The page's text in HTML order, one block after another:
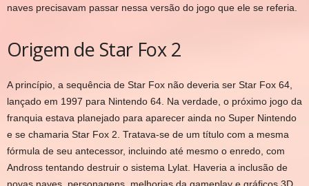
naves precisavam passar nessa versão do jogo que ele se referia.
Origem de Star Fox 2
A princípio, a sequência de Star Fox não deveria ser Star Fox 64,
lançado em 1997 para Nintendo 64. Na verdade, o próximo jogo da
franquia estava planejado para aparecer ainda no Super Nintendo
e se chamaria Star Fox 2. Tratava-se de um título com a mesma
fórmula de seu antecessor, incluindo até mesmo o enredo, com
Andross tentando destruir o sistema Lylat. Haveria a inclusão de